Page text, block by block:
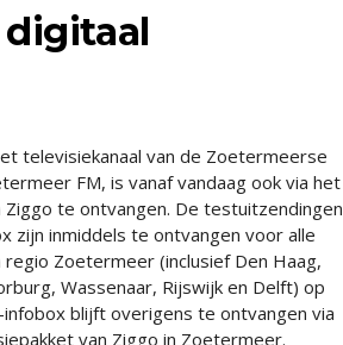
televisiekanaal van de Zoetermeerse
FM, is vanaf vandaag ook via het
Ziggo te ontvangen. De testuitzendingen
zijn inmiddels te ontvangen voor alle
regio Zoetermeer (inclusief Den Haag,
Wassenaar, Rijswijk en Delft) op
infobox blijft overigens te ontvangen via
van Ziggo in Zoetermeer.